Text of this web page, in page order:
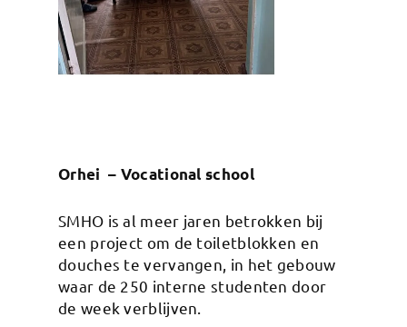
Orhei – Vocational school
SMHO is al meer jaren betrokken bij
een project om de toiletblokken en
douches te vervangen, in het gebouw
waar de 250 interne studenten door
de week verblijven.